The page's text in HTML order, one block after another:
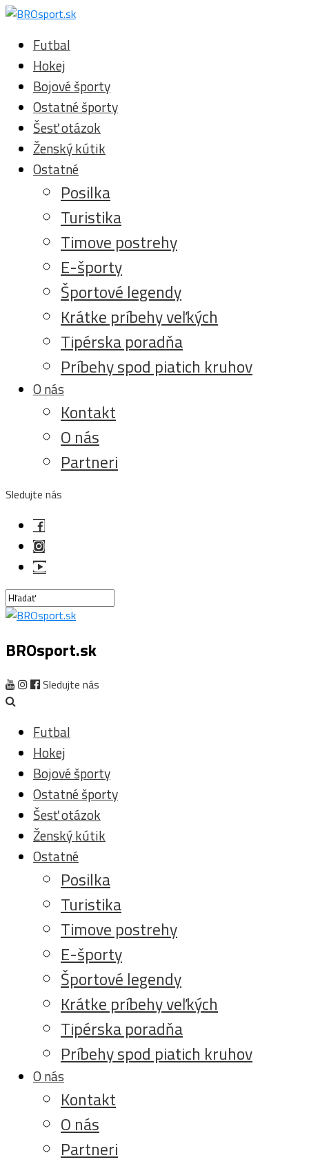
Futbal
Hokej
Bojové športy
Ostatné športy
Šesť otázok
Ženský kútik
Ostatné
Posilka
Turistika
Timove postrehy
E-športy
Športové legendy
Krátke príbehy veľkých
Tipérska poradňa
Príbehy spod piatich kruhov
O nás
Kontakt
O nás
Partneri
Sledujte nás
BROsport.sk
Sledujte nás
Futbal
Hokej
Bojové športy
Ostatné športy
Šesť otázok
Ženský kútik
Ostatné
Posilka
Turistika
Timove postrehy
E-športy
Športové legendy
Krátke príbehy veľkých
Tipérska poradňa
Príbehy spod piatich kruhov
O nás
Kontakt
O nás
Partneri